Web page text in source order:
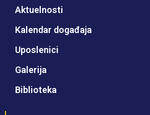
Aktuelnosti
Kalendar događaja
Uposlenici
Galerija
Biblioteka